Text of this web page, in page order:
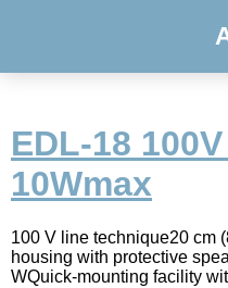
EDL-18
10Wmax
100 V line technique20 cm
housing with protective
WQuick-mounting facility